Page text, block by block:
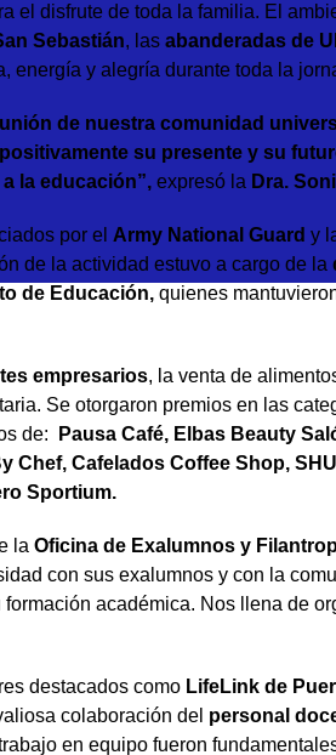
el disfrute de toda la familia. El
Sebastián, las abanderadas de
energía y alegría durante toda la
de nuestra comunidad
su presente y su
la educación”, expresó la Dra.
por el Army National Guard y
de la actividad estuvo a cargo de la
de Educación,quienes
empresarios, la venta de
Se otorgaron premios en las
de: Pausa Café, Elbas Beauty
Chef, Cafelados Coffee Shop,
Sportium.
la Oficina de Exalumnos y
con sus exalumnos y con la
académica. Nos llena de
destacados como LifeLink de
colaboración del personal
en equipo fueron